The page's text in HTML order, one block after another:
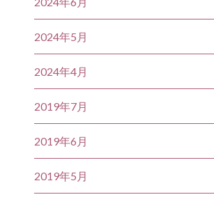
2024年5月
2024年4月
2019年7月
2019年6月
2019年5月